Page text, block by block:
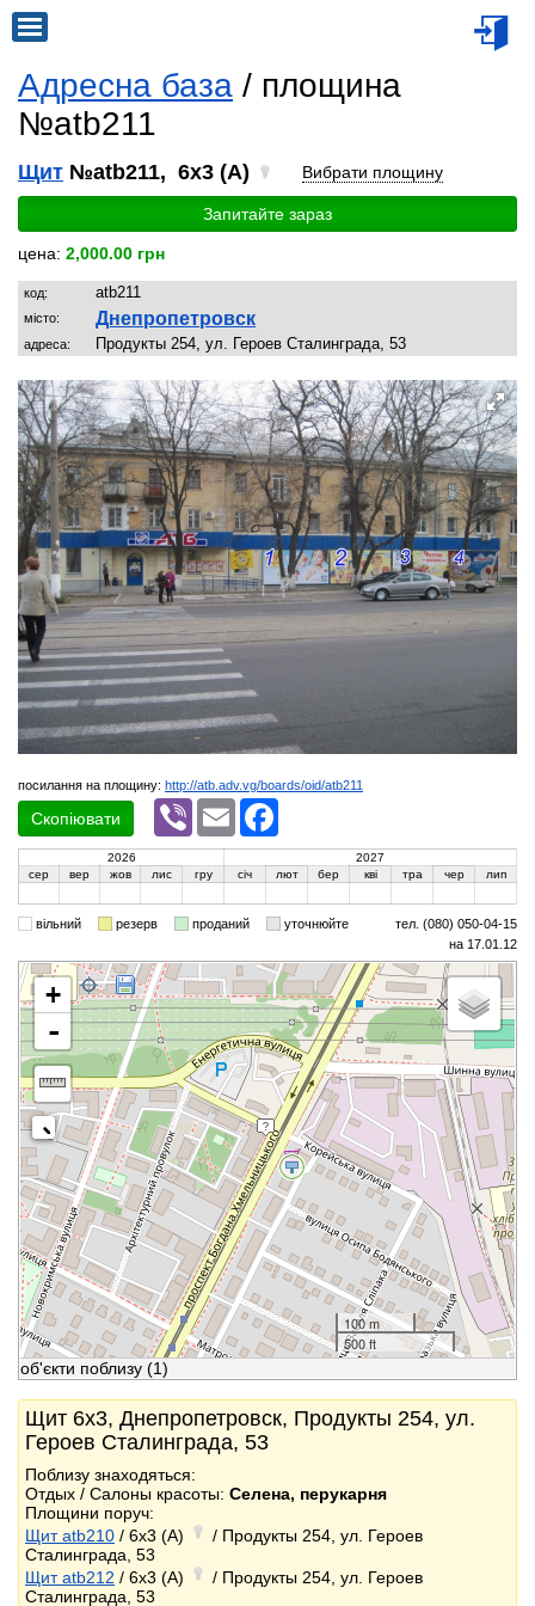
Адресна база / площина
№atb211
Щит №atb211, 6x3 (A) Вибрати площину
Запитайте зараз
цена: 2,000.00 грн
код: atb211
місто: Днепропетровск
адреса: Продукты 254, ул. Героев Сталинграда, 53
посилання на площину: http://atb.adv.vg/boards/oid/atb211
Скопіювати
Viber Email
2026
2027
сер
вер жов лис гру січ лют бер кві тра чер лип
вільний резерв проданий уточнюйте
тел. (080) 050-04-15
на 17.01.12
+
-
100 m
500 ft
об'єкти поблизу (1)
Щит 6x3, Днепропетровск, Продукты 254, ул.
Героев Сталинграда, 53
Поблизу знаходяться:
Отдых / Салоны красоты: Селена, перукарня
Площини поруч:
Щит atb210 / 6x3 (A)
/ Продукты 254, ул. Героев
Сталинграда, 53
Щит atb212 / 6x3 (A)
/ Продукты 254, ул. Героев
Сталинграда, 53